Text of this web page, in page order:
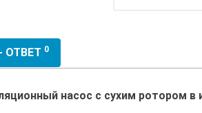
ОТВЕТ 0
насос с сухим ротором